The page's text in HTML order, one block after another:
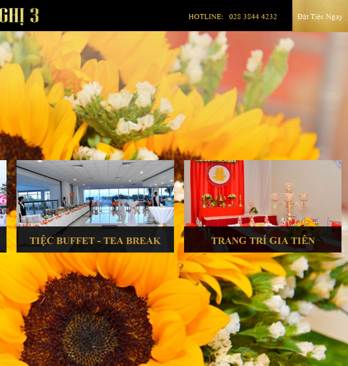
HOTLINE: 028 3844 4232
Đặt Tiệc Ngay
TIỆC BUFFET - TEA BREAK TRANG TRÍ GIA TIÊN